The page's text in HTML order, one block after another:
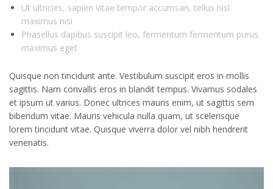
Ut ultricies, sapien vitae tempor accumsan, tellus nisl
maximus nisi
Phasellus dapibus suscipit leo, fermentum fermentum purus
maximus eget
Quisque non tincidunt ante. Vestibulum suscipit eros in mollis
sagittis. Nam convallis eros in blandit tempus. Vivamus sodales
et ipsum ut varius. Donec ultrices mauris enim, ut sagittis sem
bibendum vitae. Mauris vehicula nulla quam, ut scelerisque
lorem tincidunt vitae. Quisque viverra dolor vel nibh hendrerit
venenatis.